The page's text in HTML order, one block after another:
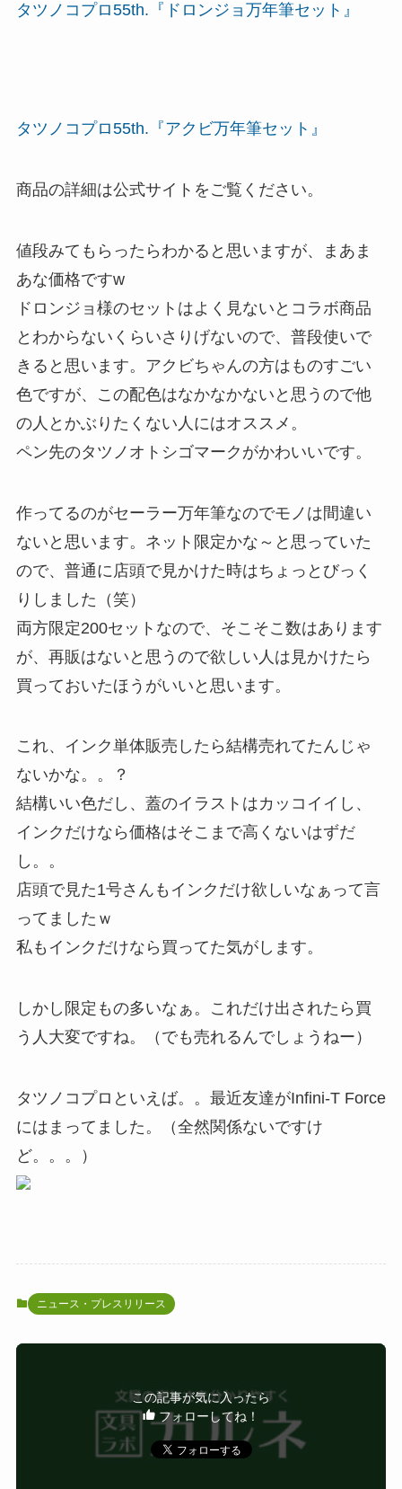
タツノコプロ55th.『ドロンジョ万年筆セット』
タツノコプロ55th.『アクビ万年筆セット』
商品の詳細は公式サイトをご覧ください。
値段みてもらったらわかると思いますが、まあま
あな価格ですw
ドロンジョ様のセットはよく見ないとコラボ商品
とわからないくらいさりげないので、普段使いで
きると思います。アクビちゃんの方はものすごい
色ですが、この配色はなかなかないと思うので他
の人とかぶりたくない人にはオススメ。
ペン先のタツノオトシゴマークがかわいいです。
作ってるのがセーラー万年筆なのでモノは間違い
ないと思います。ネット限定かな～と思っていた
ので、普通に店頭で見かけた時はちょっとびっく
りしました（笑）
両方限定200セットなので、そこそこ数はあります
が、再販はないと思うので欲しい人は見かけたら
買っておいたほうがいいと思います。
これ、インク単体販売したら結構売れてたんじゃ
ないかな。。？
結構いい色だし、蓋のイラストはカッコイイし、
インクだけなら価格はそこまで高くないはずだ
し。。
店頭で見た1号さんもインクだけ欲しいなぁって言
ってましたｗ
私もインクだけなら買ってた気がします。
しかし限定もの多いなぁ。これだけ出されたら買
う人大変ですね。（でも売れるんでしょうねー）
タツノコプロといえば。。最近友達がInfini-T Force
にはまってました。（全然関係ないですけ
ど。。。）
ニュース・プレスリリース
この記事が気に入ったら
フォローしてね！